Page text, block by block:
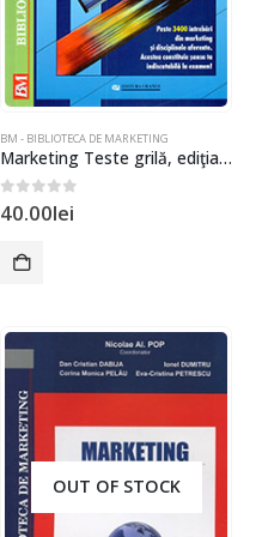
BM - BIBLIOTECA DE MARKETING
Marketing Teste grilă, ediţia IV
0 out of 5
40.00lei
OUT OF STOCK